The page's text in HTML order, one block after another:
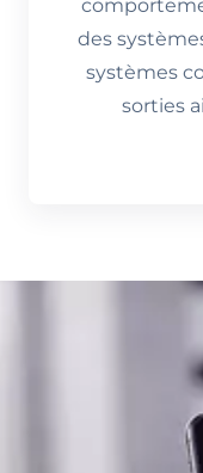
des
systèmes
sorties